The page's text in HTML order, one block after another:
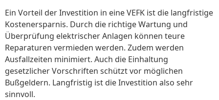
Ein Vorteil der Investition in eine VEFK ist die langfristige
Kostenersparnis. Durch die richtige Wartung und
Überprüfung elektrischer Anlagen können teure
Reparaturen vermieden werden. Zudem werden
Ausfallzeiten minimiert. Auch die Einhaltung
gesetzlicher Vorschriften schützt vor möglichen
Bußgeldern. Langfristig ist die Investition also sehr
sinnvoll.